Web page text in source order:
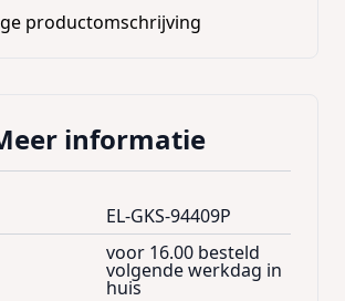
productomschrijving
informatie
EL-GKS-94409P
voor 16.00 besteld
volgende werkdag in
huis